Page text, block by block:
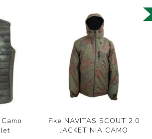
Яке NAVITAS SCOUT 2.0
JACKET NIA CAMO